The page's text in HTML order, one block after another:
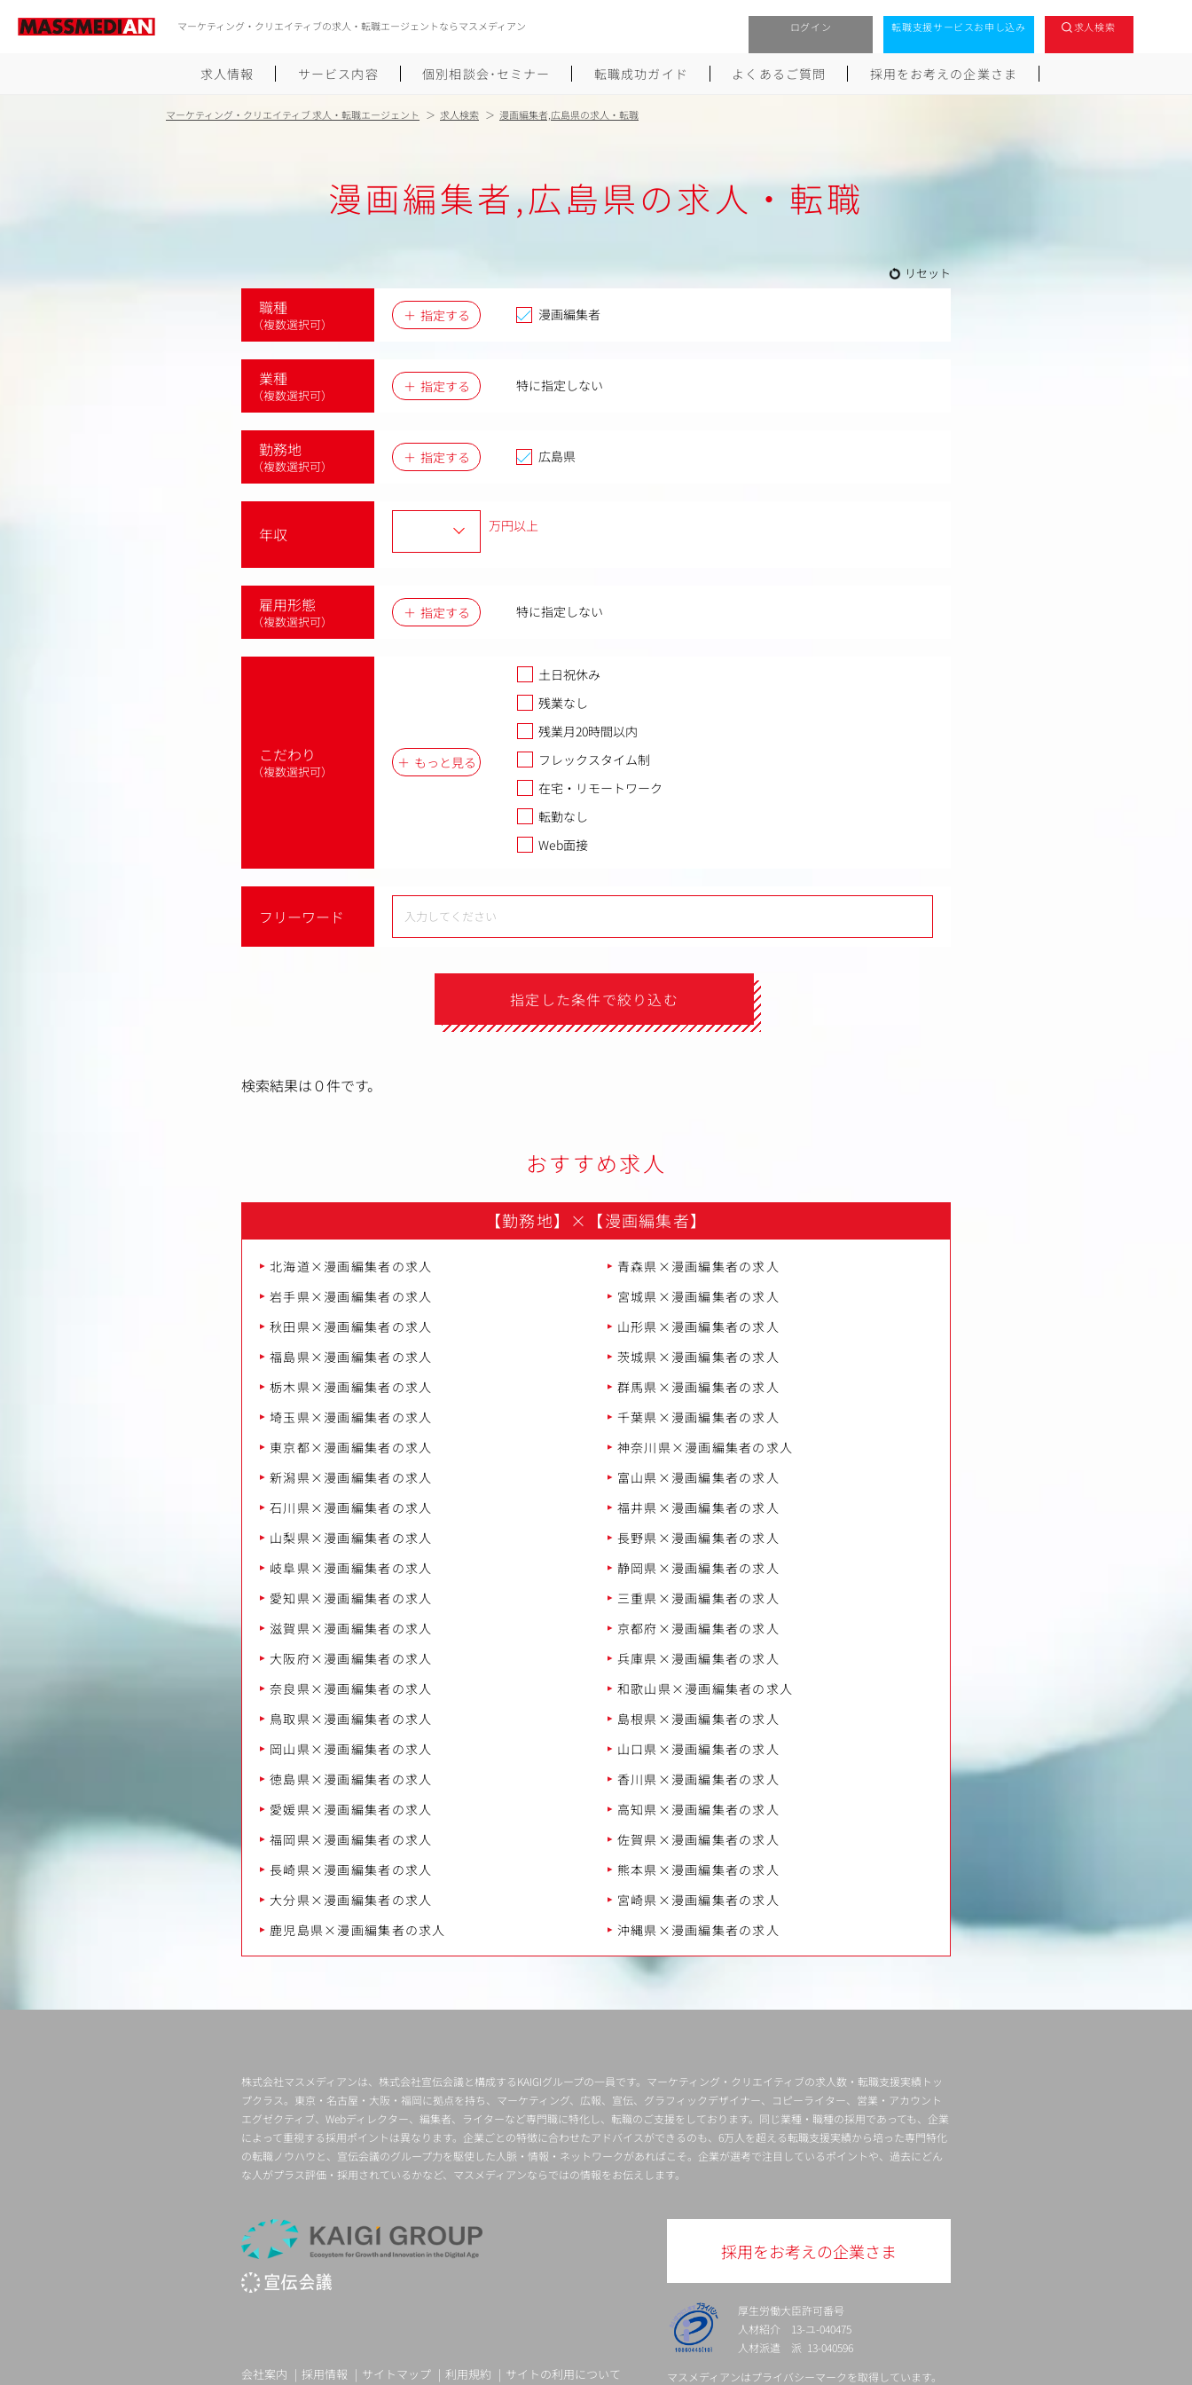
マーケティング・クリエイティブの求人・転職エージェントならマスメディアン ログイン 転職支援サービスお申し込み 求人検索
求人情報 サービス内容 個別相談会･セミナー 転職成功ガイド
履歴書のつくり方
面接対策
大手広告会社への転職
よくあるご質問 採用をお考えの企業さま
マーケティング・クリエイティブ 求人・転職エージェント 求人検索 漫画編集者,広島県の求人・転職
漫画編集者,広島県の求人・転職
リセット
職種
（複数選択可）
指定する 漫画編集者
業種
（複数選択可）
指定する 特に指定しない
勤務地
（複数選択可）
指定する 広島県
年収 万円以上
雇用形態
（複数選択可）
指定する 特に指定しない
こだわり
（複数選択可）
もっと見る
土日祝休み
残業なし
残業月20時間以内
フレックスタイム制
在宅・リモートワーク
転勤なし
Web面接
フリーワード
指定した条件で絞り込む
検索結果は０件です。
おすすめ求人
【勤務地】 × 【漫画編集者】
北海道×漫画編集者の求人
青森県×漫画編集者の求人
岩手県×漫画編集者の求人
宮城県×漫画編集者の求人
秋田県×漫画編集者の求人
山形県×漫画編集者の求人
福島県×漫画編集者の求人
茨城県×漫画編集者の求人
栃木県×漫画編集者の求人
群馬県×漫画編集者の求人
埼玉県×漫画編集者の求人
千葉県×漫画編集者の求人
東京都×漫画編集者の求人
神奈川県×漫画編集者の求人
新潟県×漫画編集者の求人
富山県×漫画編集者の求人
石川県×漫画編集者の求人
福井県×漫画編集者の求人
山梨県×漫画編集者の求人
長野県×漫画編集者の求人
岐阜県×漫画編集者の求人
静岡県×漫画編集者の求人
愛知県×漫画編集者の求人
三重県×漫画編集者の求人
滋賀県×漫画編集者の求人
京都府×漫画編集者の求人
大阪府×漫画編集者の求人
兵庫県×漫画編集者の求人
奈良県×漫画編集者の求人
和歌山県×漫画編集者の求人
鳥取県×漫画編集者の求人
島根県×漫画編集者の求人
岡山県×漫画編集者の求人
山口県×漫画編集者の求人
徳島県×漫画編集者の求人
香川県×漫画編集者の求人
愛媛県×漫画編集者の求人
高知県×漫画編集者の求人
福岡県×漫画編集者の求人
佐賀県×漫画編集者の求人
長崎県×漫画編集者の求人
熊本県×漫画編集者の求人
大分県×漫画編集者の求人
宮崎県×漫画編集者の求人
鹿児島県×漫画編集者の求人
沖縄県×漫画編集者の求人
株式会社マスメディアンは、株式会社宣伝会議と構成するKAIGIグループの一員です。マーケティング・クリエイティブの求人数・転職支援実績トッ
プクラス。東京・名古屋・大阪・福岡に拠点を持ち、マーケティング、広報、宣伝、グラフィックデザイナー、コピーライター、営業・アカウント
エグゼクティブ、Webディレクター、編集者、ライターなど専門職に特化し、転職のご支援をしております。同じ業種・職種の採用であっても、企業
によって重視する採用ポイントは異なります。企業ごとの特徴に合わせたアドバイスができるのも、6万人を超える転職支援実績から培った専門特化
の転職ノウハウと、宣伝会議のグループ力を駆使した人脈・情報・ネットワークがあればこそ。企業が選考で注目しているポイントや、過去にどん
な人がプラス評価・採用されているかなど、マスメディアンならではの情報をお伝えします。
採用をお考えの企業さま
厚生労働大臣許可番号
人材紹介 13-ユ-040475
人材派遣 派 13-040596
マスメディアンはプライバシーマークを取得しています。
会社案内 採用情報 サイトマップ 利用規約 サイトの利用について